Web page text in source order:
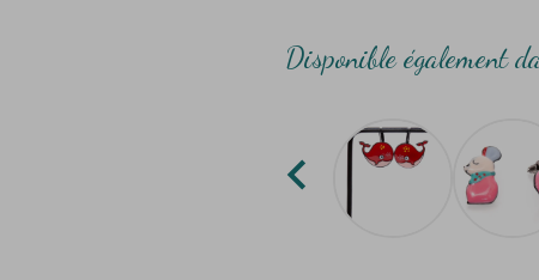
Disponible également
